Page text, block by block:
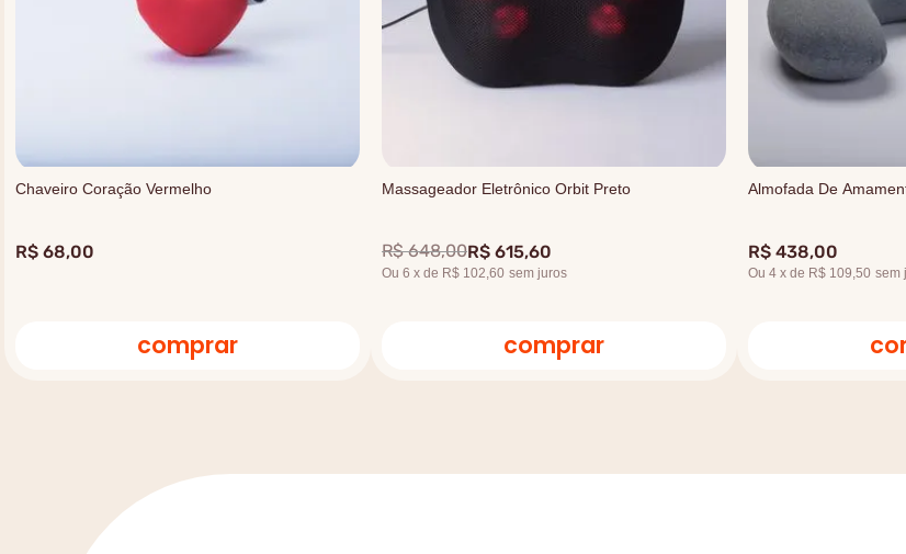
Chaveiro Coração Vermelho
R$ 68,00
comprar
Massageador Eletrônico Orbit Preto
R$ 648,00R$ 615,60
Ou 6 x de R$ 102,60 sem juros
comprar
Almofada De
R$ 438,00
Ou 4 x de R$ 109,50 sem